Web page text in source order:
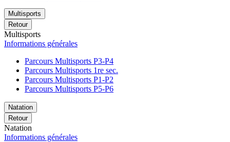
Multisports
Retour
Multisports
Informations générales
Parcours Multisports P3-P4
Parcours Multisports 1re sec.
Parcours Multisports P1-P2
Parcours Multisports P5-P6
Natation
Retour
Natation
Informations générales